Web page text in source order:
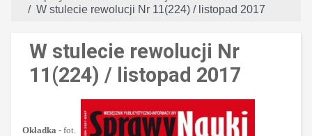
W stulecie rewolucji Nr 11(224) / listopad 2017
W stulecie rewolucji Nr
11(224) / listopad 2017
Okładka - fot.